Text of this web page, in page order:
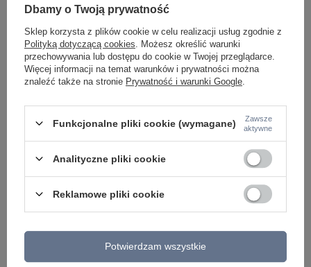
Napisz do nas - doradzimy, odpowiemy
szybko i przygotujemy indywidualną ofertę
dopasowaną do Ciebie..
Napisz do nas
Napisz swoją opinię
Twoja ocena:
5/5
Dbamy o Twoją prywatność
Sklep korzysta z plików cookie w celu realizacji usług zgodnie z
Polityką dotyczącą cookies . Możesz określić warunki
przechowywania lub dostępu do cookie w Twojej przeglądarce.
Więcej informacji na temat warunków i prywatności można
znaleźć także na stronie Prywatność i warunki Google
Funkcjonalne pliki cookie (wymagane)
Zawsze
aktywne
Analityczne pliki cookie
Reklamowe pliki cookie
Potwierdzam wszystkie